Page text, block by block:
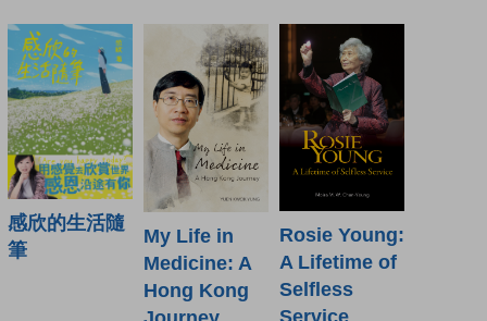
感欣的生活隨
筆
My Life in
Medicine: A
Hong Kong
Rosie Young:
A Lifetime of
Selfless
Service